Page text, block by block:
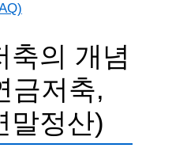
축의 개념
금저축,
말정산)